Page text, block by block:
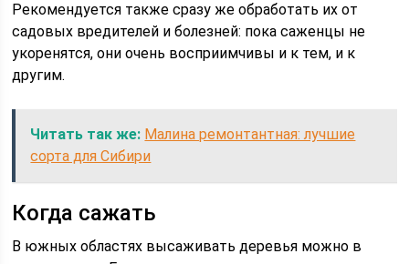
Рекомендуется также сразу же обработать их от
садовых вредителей и болезней: пока саженцы не
укоренятся, они очень восприимчивы и к тем, и к
другим.
Читать так же: Малина ремонтантная: лучшие
сорта для Сибири
Когда сажать
В южных областях высаживать деревья можно в